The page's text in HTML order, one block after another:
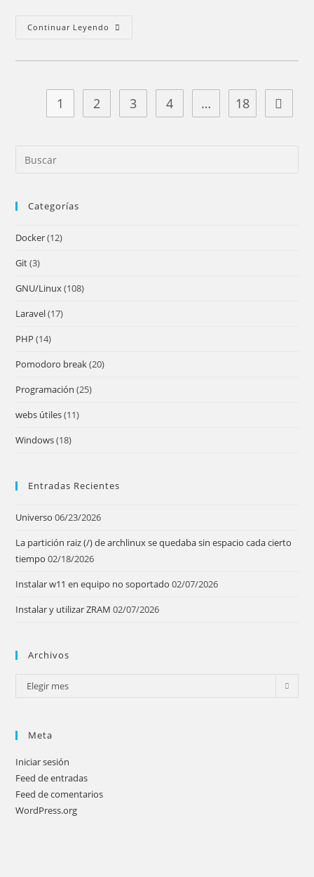
Continuar Leyendo Impresora
1 2 3 4 … 18 Ir a la
Categorías
Docker(12)
Git(3)
GNU/Linux(108)
Laravel(17)
PHP (14)
Pomodoro break(20)
Programación (25)
webs útiles(11)
Windows(18)
Entradas Recientes
Universo 06/23/2026
La partición raiz (/) de archlinux se quedaba sin espacio cada cierto
tiempo 02/18/2026
Instalar w11 en equipo no soportado 02/07/2026
Instalar y utilizar ZRAM 02/07/2026
Archivos
Archivos
Elegir mes
Meta
Iniciar sesión
Feed de entradas
Feed de comentarios
WordPress.org